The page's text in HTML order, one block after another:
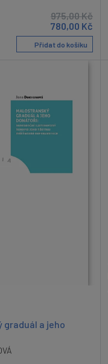
975,00Kč
780,00 Kč
Přidat do košíku
graduál a jeho